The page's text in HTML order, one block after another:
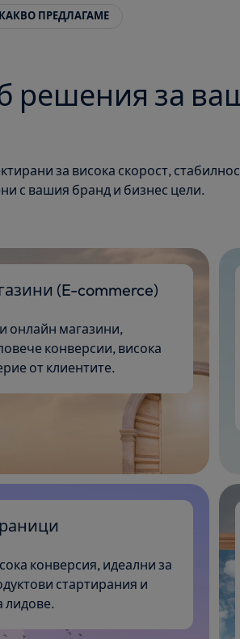
КАКВО ПРЕДЛАГАМЕ
решения за
за висока скорост,
с вашия бранд и бизнес цели.
(E-commerce)
онлайн магазини,
конверсии, висока
от клиентите.
конверсия, идеални за
стартирания и
лидове.